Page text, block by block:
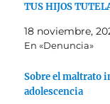
TUS HIJOS
18 noviembre,
En «Denuncia»
Sobre el maltrato
adolescencia